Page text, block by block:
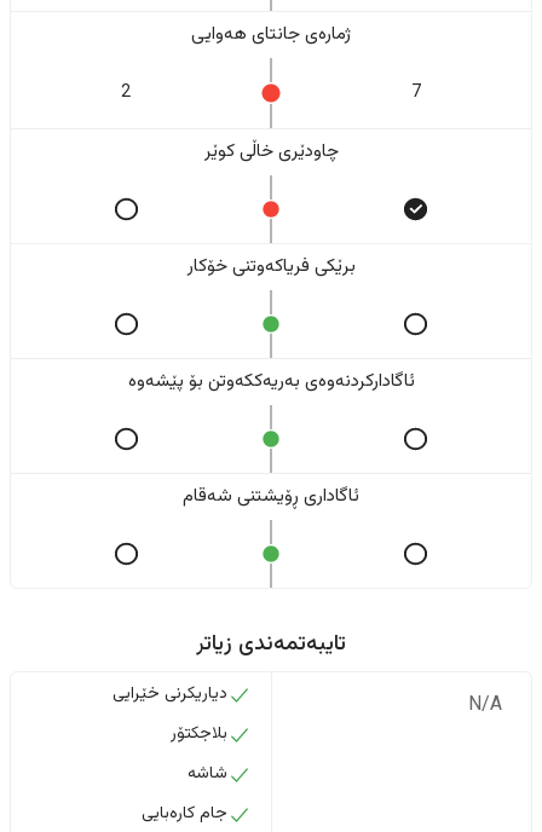
ژمارەی جانتای هەوایی
7
2
چاودێری خاڵی کوێر
برێکی فریاکەوتنی خۆکار
ئاگادارکردنەوەی بەریەککەوتن بۆ پێشەوە
ئاگاداری ڕۆیشتنی شەقام
تایبەتمەندی زیاتر
N/A
دیاریکرنی خێرایی
بلاجکتۆر
شاشە
جام کارەبایی